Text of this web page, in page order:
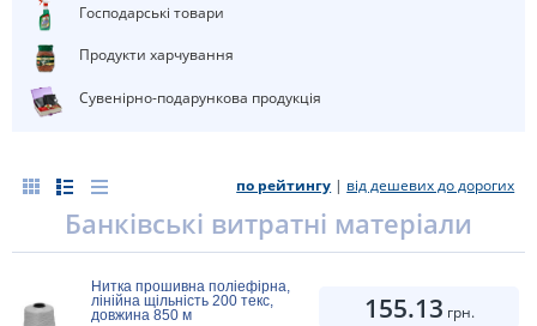
Господарські товари
Продукти харчування
Сувенірно-подарункова продукція
по рейтингу | від дешевих до дорогих
Банківські витратні матеріали
Нитка прошивна поліефірна,
лінійна щільність 200 текс,
довжина 850 м
155.13 грн.